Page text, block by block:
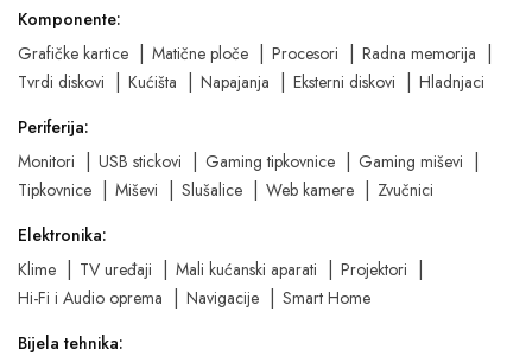
Komponente:
Grafičke kartice
Matične ploče Procesori
Radna memorija
Tvrdi diskovi
Kućišta Napajanja Eksterni diskovi
Hladnjaci
Periferija:
Monitori
USB stickovi Gaming tipkovnice
Gaming miševi
Tipkovnice
Miševi Slušalice Web kamere
Zvučnici
Elektronika:
Klime
TV uređaji Mali kućanski aparati
Projektori
Hi-Fi i Audio oprema
Navigacije
Smart Home
Bijela tehnika: